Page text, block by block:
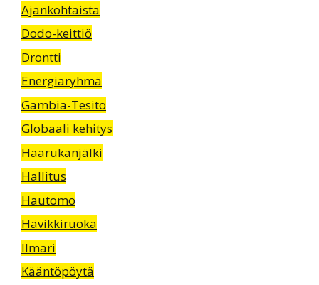
Ajankohtaista
Dodo-keittiö
Drontti
Energiaryhmä
Gambia-Tesito
Globaali kehitys
Haarukanjälki
Hallitus
Hautomo
Hävikkiruoka
Ilmari
Kääntöpöytä